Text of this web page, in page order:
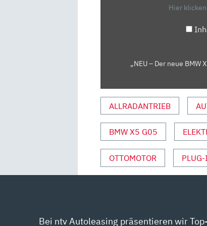
(REVIEW)
AUTO
MOTOR
UND
SPORT“
VON
YOUTUBE
ANZEIGEN
Hier
„NEU – Der neue
ALLRADANTRIEB
BMW X5 G05
OTTOMOTOR
Bei ntv Autoleasing präsentieren wir Top-